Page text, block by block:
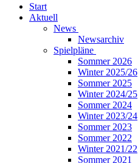
Start
Aktuell
News
Newsarchiv
Spielpläne
Sommer 2026
Winter 2025/26
Sommer 2025
Winter 2024/25
Sommer 2024
Winter 2023/24
Sommer 2023
Sommer 2022
Winter 2021/22
Sommer 2021